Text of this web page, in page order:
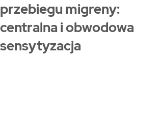
przebiegu migreny:
centralna i obwodowa
sensytyzacja